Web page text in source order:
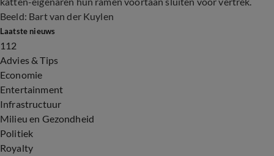
Beeld: Bart van der Kuylen
Laatste nieuws
112
Advies & Tips
Economie
Entertainment
Infrastructuur
Milieu en Gezondheid
Politiek
Royalty